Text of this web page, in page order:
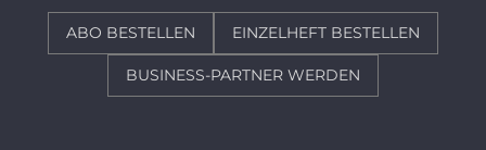
ABO BESTELLEN EINZELHEFT BESTELLEN
BUSINESS-PARTNER WERDEN